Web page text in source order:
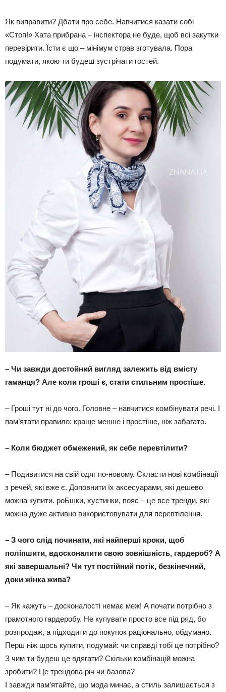
Як виправити? Дбати про себе. Навчитися казати собі
«Стоп!» Хата прибрана – інспектора не буде, щоб всі закутки
перевірити. Їсти є що – мінімум страв зготувала. Пора
подумати, якою ти будеш зустрічати гостей.
– Чи завжди достойний вигляд залежить від вмісту
гаманця? Але коли гроші є, стати стильним простіше.
– Гроші тут ні до чого. Головне – навчитися комбінувати речі. І
пам’ятати правило: краще менше і простіше, ніж забагато.
– Коли бюджет обмежений, як себе перевтілити?
– Подивитися на свій одяг по-новому. Скласти нові комбінації
з речей, які вже є. Доповнити їх аксесуарами, які дешево
можна купити. роБшки, хустинки, пояс – це все тренди, які
можна дуже активно використовувати для перевтілення.
– З чого слід починати, які найперші кроки, щоб
поліпшити, вдосконалити свою зовнішність, гардероб? А
які завершальні? Чи тут постійний потік, безкінечний,
доки жінка жива?
– Як кажуть – досконалості немає меж! А почати потрібно з
грамотного гардеробу. Не купувати просто все під ряд, бо
розпродаж, а підходити до покупок раціонально, обдумано.
Перш ніж щось купити, подумай: чи справді тобі це потрібно?
З чим ти будеш це вдягати? Скільки комбінацій можна
зробити? Це трендова річ чи базова?
І завжди пам’ятайте, що мода минає, а стиль залишається з